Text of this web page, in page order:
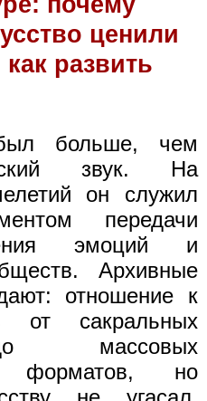
ценили
развить
больше, чем
звук. На
он служил
передачи
эмоций и
Архивные
отношение к
от сакральных
массовых
форматов, но